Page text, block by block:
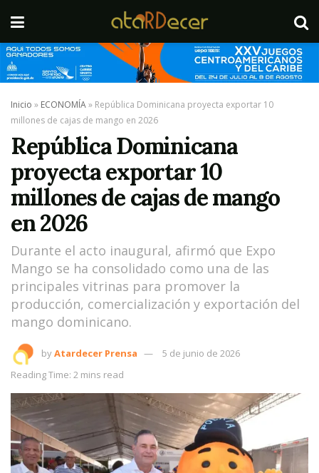
Inicio » ECONOMÍA» República Dominicana proyecta exportar 10
millones de cajas de mango en 2026
República Dominicana
proyecta exportar 10
millones de cajas de mango
en 2026
Durante el acto inaugural, afirmó que Expo
Mango se ha consolidado como una de las
principales vitrinas para promover la
producción, comercialización y exportación del
mango dominicano.
byAtardecer Prensa
5 de junio de 2026
Reading Time: 2 mins read